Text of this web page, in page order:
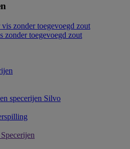
zonder toegevoegd zout
specerijen Silvo